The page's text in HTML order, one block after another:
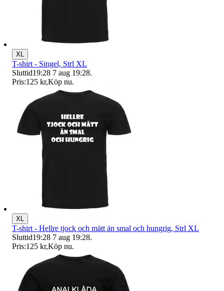
XL
T-shirt - Singel, Strl XL
Sluttid19:28 7 aug 19:28.
Pris:125 kr,Köp nu.
XL
T-shirt - Hellre tjock och mätt än smal och hungrig, Strl XL
Sluttid19:28 7 aug 19:28.
Pris:125 kr,Köp nu.